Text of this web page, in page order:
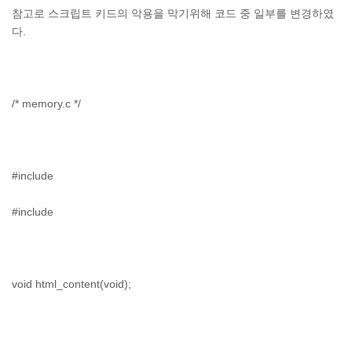
참고로 스크립트 키드의 악용을 막기위해 코드 중 일부를 변경하였
다.
/* memory.c */
#include
#include
void html_content(void);